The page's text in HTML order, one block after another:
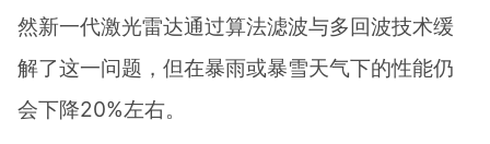
然新一代激光雷达通过算法滤波与多回波技术缓
解了这一问题，但在暴雨或暴雪天气下的性能仍
会下降20%左右。